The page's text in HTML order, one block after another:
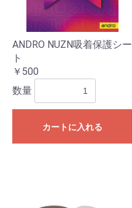
ANDRO NUZN吸着保護シー
ト
￥500
数量
カートに入れる